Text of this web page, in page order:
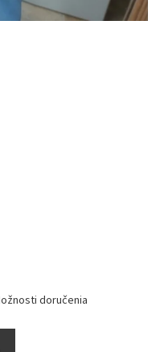
doručenia